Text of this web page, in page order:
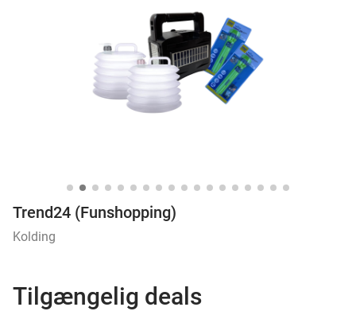
Trend24 (Funshopping)
Kolding
Tilgængelig deals